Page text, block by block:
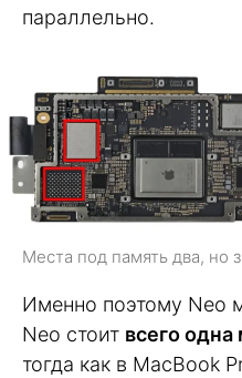
параллельно.
Места под память два, но
Именно поэтому Neo
Neo стоит всего
тогда как в MacBook